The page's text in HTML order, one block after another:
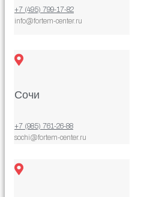
+7 (495) 799-17-82
info@fortem-center.ru
Сочи
+7 (985) 761-26-88
sochi@fortem-center.ru